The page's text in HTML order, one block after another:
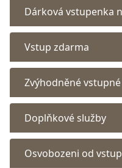
Dárková vstupenka
Vstup zdarma
Zvýhodněné vstupné
Doplňkové služby
Osvobozeni od